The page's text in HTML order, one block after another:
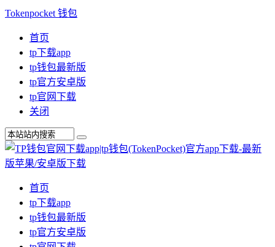
Tokenpocket 钱包
首页
tp下载app
tp钱包最新版
tp官方安卓版
tp官网下载
关闭
首页
tp下载app
tp钱包最新版
tp官方安卓版